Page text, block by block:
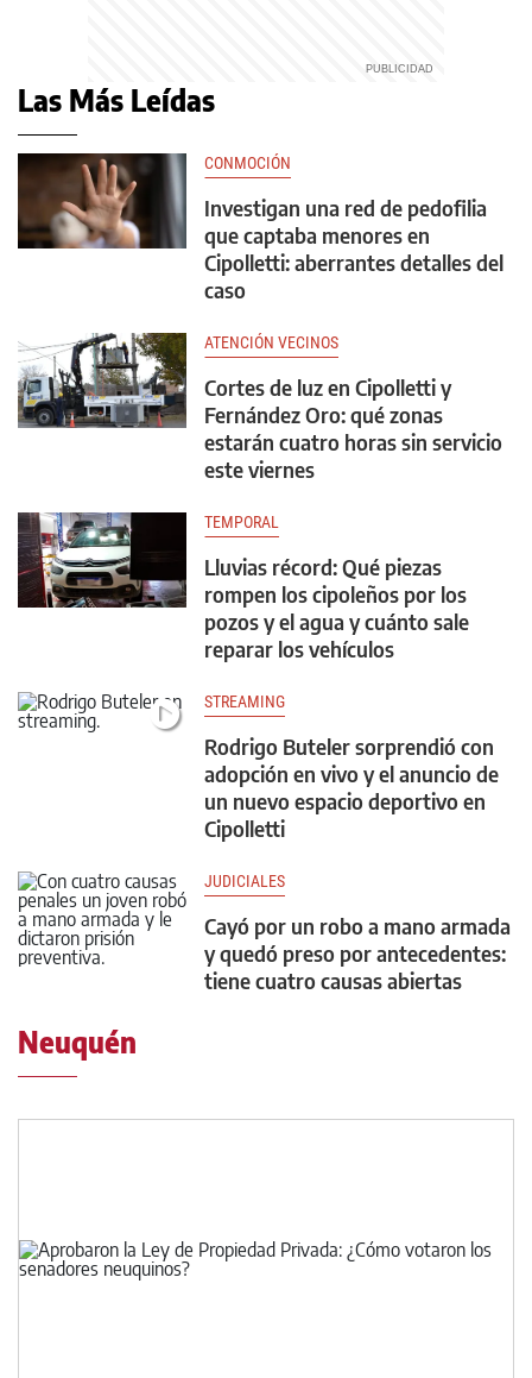
Las Más Leídas
CONMOCIÓN
Investigan una red de pedofilia
que captaba menores en
Cipolletti: aberrantes detalles del
caso
ATENCIÓN VECINOS
Cortes de luz en Cipolletti y
Fernández Oro: qué zonas
estarán cuatro horas sin servicio
este viernes
TEMPORAL
Lluvias récord: Qué piezas
rompen los cipoleños por los
pozos y el agua y cuánto sale
reparar los vehículos
STREAMING
Rodrigo Buteler sorprendió con
adopción en vivo y el anuncio de
un nuevo espacio deportivo en
Cipolletti
JUDICIALES
Cayó por un robo a mano armada
y quedó preso por antecedentes:
tiene cuatro causas abiertas
Neuquén